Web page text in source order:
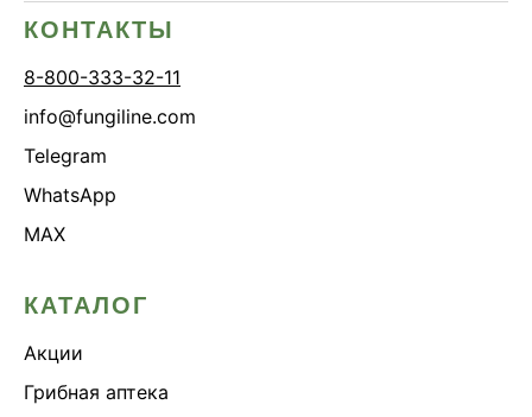
КОНТАКТЫ
8-800-333-32-11
info@fungiline.com
Telegram
WhatsApp
MAX
КАТАЛОГ
Акции
Грибная аптека